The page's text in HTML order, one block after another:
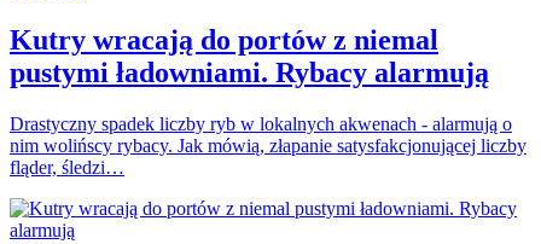
Kutry wracają do portów z niemal
pustymi ładowniami. Rybacy alarmują
Drastyczny spadek liczby ryb w lokalnych akwenach - alarmują o
nim wolińscy rybacy. Jak mówią, złapanie satysfakcjonującej liczby
fląder, śledzi…